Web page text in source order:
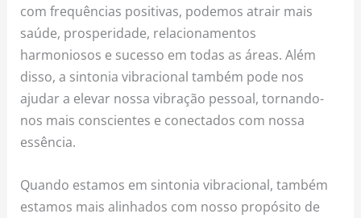
com frequências positivas, podemos atrair mais
saúde, prosperidade, relacionamentos
harmoniosos e sucesso em todas as áreas. Além
disso, a sintonia vibracional também pode nos
ajudar a elevar nossa vibração pessoal, tornando-
nos mais conscientes e conectados com nossa
essência.
Quando estamos em sintonia vibracional, também
estamos mais alinhados com nosso propósito de